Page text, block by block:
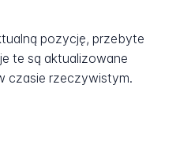
pozycję, przebyte
te są aktualizowane
czasie rzeczywistym.